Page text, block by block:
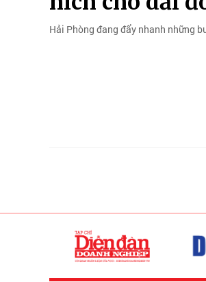
Hải Phòng đang đẩy nhanh những